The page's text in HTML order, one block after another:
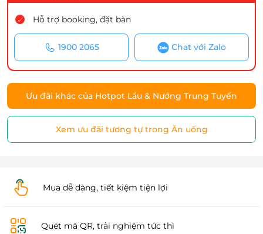
Hỗ trợ booking, đặt bàn
1900 2065 Chat với Zalo
Ưu đãi khác của Hotpot Lẩu & Nướng Trung Tuyến
Xem ưu đãi tương tự trong Ăn uống
Mua dễ dàng, tiết kiệm tiện lợi
Quét mã QR, trải nghiệm tức thì